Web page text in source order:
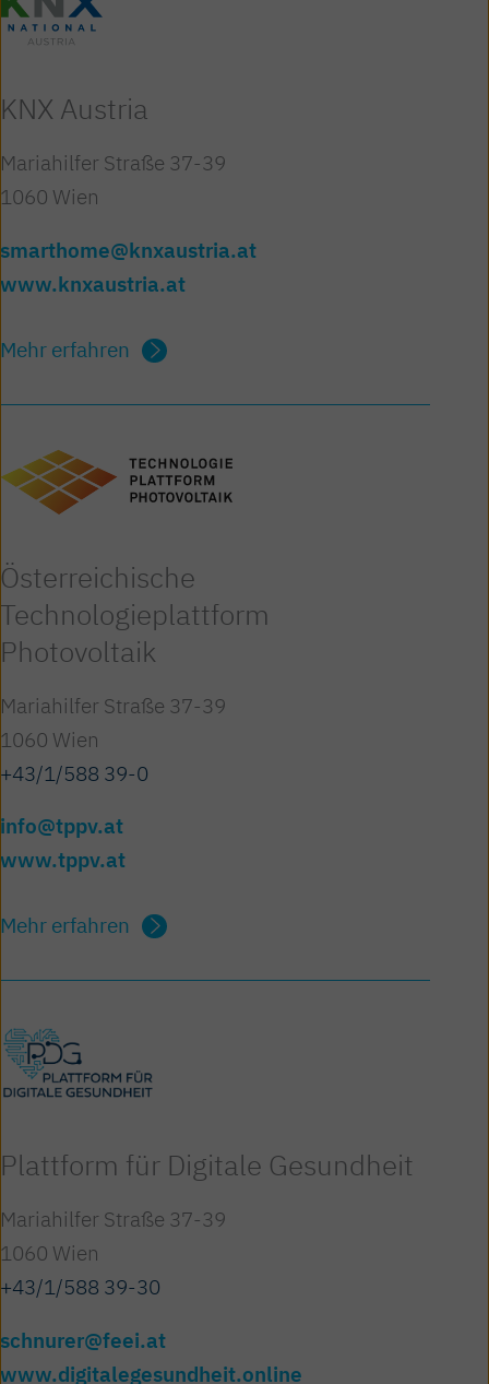
KNX Austria
Mariahilfer Straße 37-39
1060 Wien
smarthome@knxaustria.at
www.knxaustria.at
Mehr erfahren
Österreichische
Technologieplattform
Photovoltaik
Mariahilfer Straße 37-39
1060 Wien
+43/1/588 39-0
info@tppv.at
www.tppv.at
Mehr erfahren
Plattform für Digitale Gesundheit
Mariahilfer Straße 37-39
1060 Wien
+43/1/588 39-30
schnurer@feei.at
www.digitalegesundheit.online